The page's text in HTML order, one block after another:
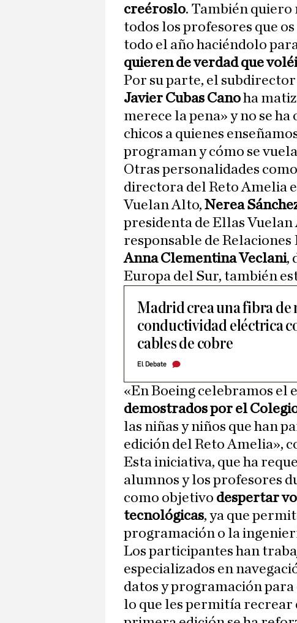
creéroslo. También
todos los profesores que
todo el año haciéndolo
quieren de verdad que
Por su parte, el
Javier Cubas Canoha
merece la pena» y no se
chicos a quienes
programan y cómo se
Otras personalidades como
directora del Reto Amelia
Vuelan Alto, Nerea
presidenta de Ellas Vuelan
responsable de
Anna Clementina Veclani,
Europa del Sur, también
Madrid crea una fibra de
conductividad eléctrica
cables de cobre
El Debate
«En Boeing celebramos el
demostrados por el
las niñas y niños que han
edición del Reto Amelia»,
Esta iniciativa, que ha
alumnos y los profesores
como objetivo despertar
tecnológicas, ya que
programación o la
Los participantes han
especializados en
datos y programación para
lo que les permitía recrear